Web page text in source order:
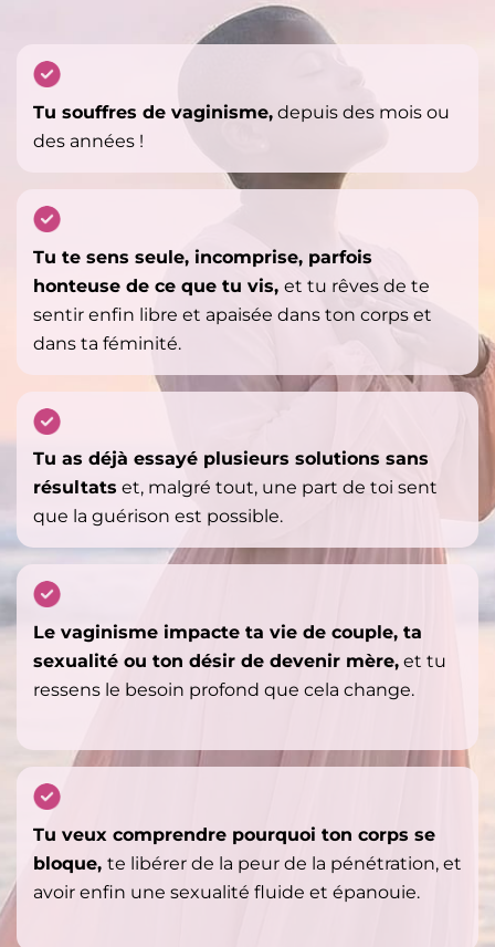
Tu souffres de vaginisme, depuis des mois ou
des années !
Tu te sens seule, incomprise, parfois
honteuse de ce que tu vis, et tu rêves de te
sentir enfin libre et apaisée dans ton corps et
dans ta féminité.
Tu as déjà essayé plusieurs solutions sans
résultats et, malgré tout, une part de toi sent
que la guérison est possible.
Le vaginisme impacte ta vie de couple, ta
sexualité ou ton désir de devenir mère, et tu
ressens le besoin profond que cela change.
Tu veux comprendre pourquoi ton corps se
bloque, te libérer de la peur de la pénétration, et
avoir enfin une sexualité fluide et épanouie.